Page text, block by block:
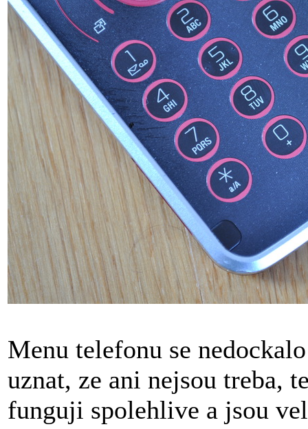
Menu telefonu se
uznat, ze ani nejsou treba,
funguji spolehlive a jsou